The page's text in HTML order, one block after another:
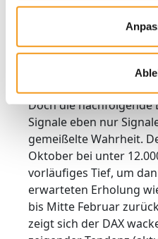
bei Risiko-Assets.
Volatilität an den
geblieben. Kurzfristig
Doch die nachfolgende
Signale eben nur
gemeißelte Wahrheit.
Oktober bei unter
vorläufiges Tief, um
erwarteten Erholung
bis Mitte Februar
zeigt sich der DAX